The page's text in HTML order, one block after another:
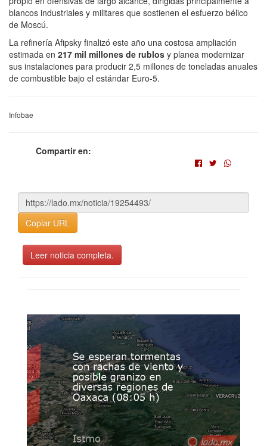
blancos industriales y militares que sostienen el esfuerzo bélico
de Moscú.
La refinería Afipsky finalizó este año una costosa ampliación
estimada en 217 mil millones de rublos y planea modernizar
sus instalaciones para producir 2,5 millones de toneladas anuales
de combustible bajo el estándar Euro-5.
Infobae
Compartir en:
Copiar URL
Leer noticia completa.